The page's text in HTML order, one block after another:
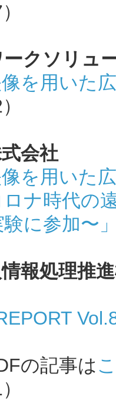
クソリュ
像を用いた
会社
像を用いた
ナ時代の
に参加〜
報処理推
の記事は